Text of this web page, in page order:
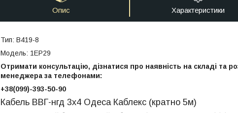
Опис Характеристики
Тип: B419-8
Модель: 1EP29
Отримати консультацію, дізнатися про наявність на складі та
менеджера за телефонами:
+38(099)-393-50-90
Кабель ВВГ-нгд 3х4 Одеса Каблекс (кратно 5м)